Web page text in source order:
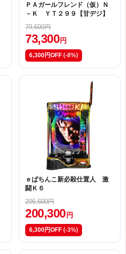
ＰＡガールフレンド（仮）Ｎ
－Ｋ ＹＴ２９９【甘デジ】
79,600円
73,300 円
6,300円OFF (-8%)
ｅぱちんこ新必殺仕置人 激
闘Ｋ６
206,600円
200,300 円
6,300円OFF (-3%)